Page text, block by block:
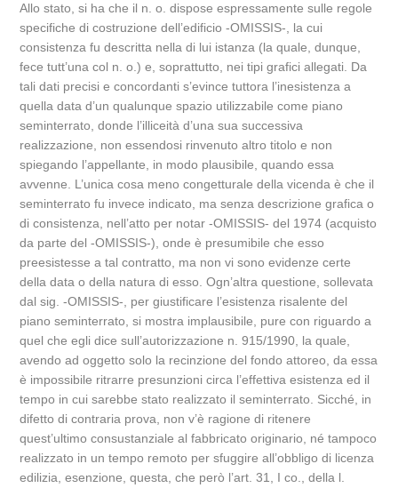
Allo stato, si ha che il n. o. dispose espressamente sulle regole
specifiche di costruzione dell’edificio -OMISSIS-, la cui
consistenza fu descritta nella di lui istanza (la quale, dunque,
fece tutt’una col n. o.) e, soprattutto, nei tipi grafici allegati. Da
tali dati precisi e concordanti s’evince tuttora l’inesistenza a
quella data d’un qualunque spazio utilizzabile come piano
seminterrato, donde l’illiceità d’una sua successiva
realizzazione, non essendosi rinvenuto altro titolo e non
spiegando l’appellante, in modo plausibile, quando essa
avvenne. L’unica cosa meno congetturale della vicenda è che il
seminterrato fu invece indicato, ma senza descrizione grafica o
di consistenza, nell’atto per notar -OMISSIS- del 1974 (acquisto
da parte del -OMISSIS-), onde è presumibile che esso
preesistesse a tal contratto, ma non vi sono evidenze certe
della data o della natura di esso. Ogn’altra questione, sollevata
dal sig. -OMISSIS-, per giustificare l’esistenza risalente del
piano seminterrato, si mostra implausibile, pure con riguardo a
quel che egli dice sull’autorizzazione n. 915/1990, la quale,
avendo ad oggetto solo la recinzione del fondo attoreo, da essa
è impossibile ritrarre presunzioni circa l’effettiva esistenza ed il
tempo in cui sarebbe stato realizzato il seminterrato. Sicché, in
difetto di contraria prova, non v’è ragione di ritenere
quest’ultimo consustanziale al fabbricato originario, né tampoco
realizzato in un tempo remoto per sfuggire all’obbligo di licenza
edilizia, esenzione, questa, che però l’art. 31, I co., della l.